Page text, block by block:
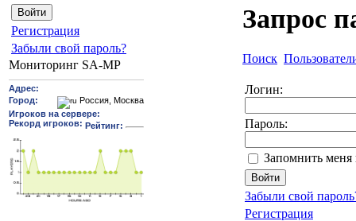
Pегиcтрaция
Забыли свой пароль?
Мониторинг SA-MP
Запрос
Поиск
Логин:
Пароль:
Запомнить меня
Забыли свой
Регистрация